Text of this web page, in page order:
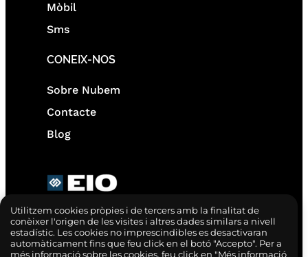
Mòbil
Sms
CONEIX-NOS
Sobre Nubem
Contacte
Blog
Utilitzem cookies pròpies i de tercers amb la finalitat de
conèixer l'origen de les visites i altres dades similars a nivell
estadístic. Les cookies no imprescindibles es desactivaran
automàticament fins que feu click en el botó "Accepto". Per a
més informació sobre les cookies, feu click en "Més informació